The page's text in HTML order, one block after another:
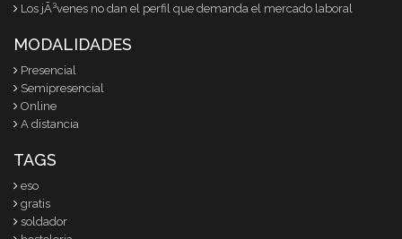
Los jÃ³venes no dan el perfil que demanda el mercado laboral
MODALIDADES
Presencial
Semipresencial
Online
A distancia
TAGS
eso
gratis
soldador